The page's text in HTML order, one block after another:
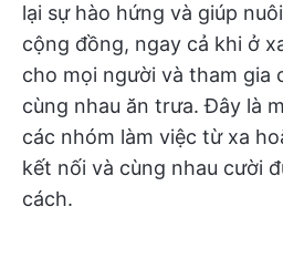
lại sự hào hứng và giúp
cộng đồng, ngay cả khi ở
cho mọi người và tham gia
cùng nhau ăn trưa. Đây là
các nhóm làm việc từ xa
kết nối và cùng nhau cười
cách.